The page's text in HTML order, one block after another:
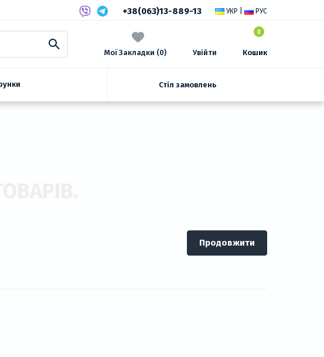
+38(063)13-889-13 УКР РУС
Мої Закладки (0) Увійти
0
Кошик
Стіл замовлень
Продовжити